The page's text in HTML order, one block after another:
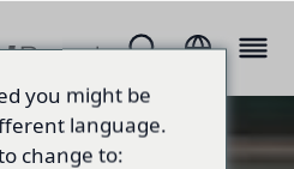
you might be
language.
change to: